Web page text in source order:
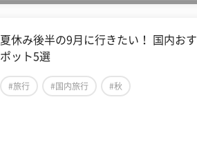
夏休み後半の9月に行きたい！ 国内お
ポット5選
#旅行 #国内旅行 #秋